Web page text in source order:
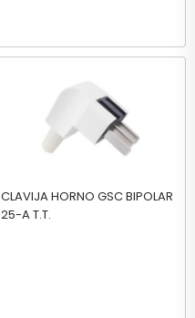
CLAVIJA HORNO GSC BIPOLAR
25-A T.T.